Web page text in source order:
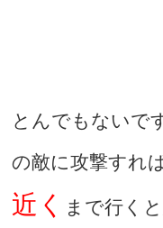
とんでもないで
の敵に攻撃すれば
近く まで行く